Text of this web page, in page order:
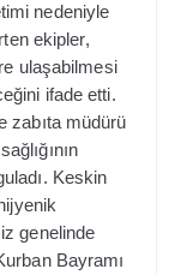
nedeniyle
ekipler,
ulaşabilmesi
ifade etti.
zabıta müdürü
Keskin
genelinde
Bayramı